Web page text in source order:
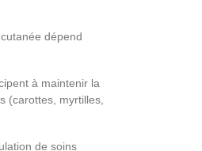
dépend
à maintenir la
(carottes, myrtilles,
de soins